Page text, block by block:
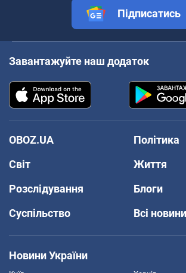
Підписатись
Завантажуйте наш додаток
OBOZ.UA
Політика
Світ
Життя
Розслідування
Блоги
Суспільство
Всі новини
Новини України